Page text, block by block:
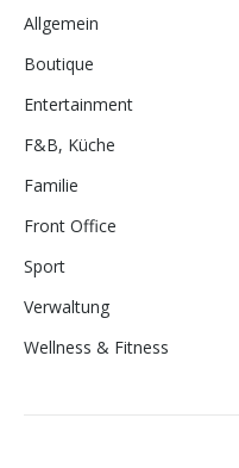
Allgemein
Boutique
Entertainment
F&B, Küche
Familie
Front Office
Sport
Verwaltung
Wellness & Fitness